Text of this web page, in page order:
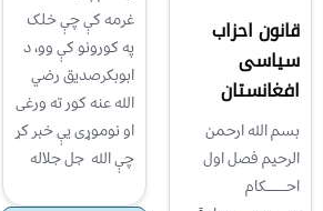
قانون احزاب
سياسی
افغانستان
بسم الله ارحمن
الرحيم فصل اول
احـــــــــکام
غرمه کې چې خلک
په کورونو کې وو، د
ابوبکرصديق رضي
الله عنه کور ته ورغی
او نوموړی يې خبر کړ
چې الله جل جلاله